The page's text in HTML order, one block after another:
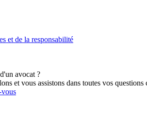
et de la responsabilité
avocat ?
et vous assistons dans toutes vos
vous